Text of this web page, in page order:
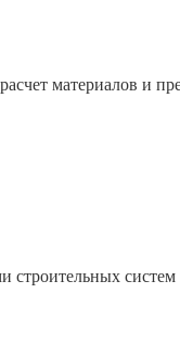
материалов и
строительных